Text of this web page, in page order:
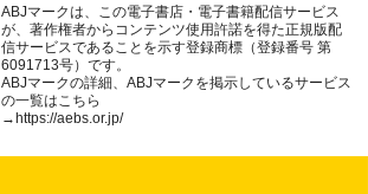
ABJマークは、この電子書店・電子書籍配信サービス
が、著作権者からコンテンツ使用許諾を得た正規版配
信サービスであることを示す登録商標（登録番号 第
6091713号）です。
ABJマークの詳細、ABJマークを掲示しているサービス
の一覧はこちら
→ https://aebs.or.jp/